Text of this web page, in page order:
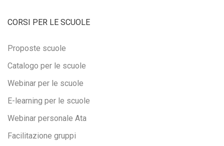
CORSI PER LE SCUOLE
Proposte scuole
Catalogo per le scuole
Webinar per le scuole
E-learning per le scuole
Webinar personale Ata
Facilitazione gruppi